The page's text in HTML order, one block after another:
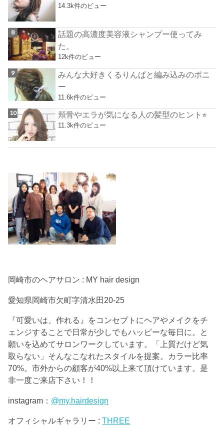
14.3k件のビュー
話題の高濃度美容液シャンプー使ってみ
た。
12k件のビュー
みんな大好きくるりんぱと編み込みのポニ
ー
11.6k件のビュー
頬骨やエラが気になる人の髪型のヒント⭐︎
11.3k件のビュー
岡崎市のヘアサロン : MY hair design
愛知県岡崎市欠町字清水田20-25
『可愛いは、作れる』をコンセプトにヘアやメイクをチ
ェンジすることで日常が少しでもハッピーな毎日に。と
願いを込めてサロンワークしています。「上質だけど気
取らない」そんなこなれたスタイルを提案。カラー比率
70%。市外からの顧客が40%以上来て頂けています。是
非一度ご来店下さい！！
instagram： @my.hairdesign
オフィシャルギャラリー :THREE